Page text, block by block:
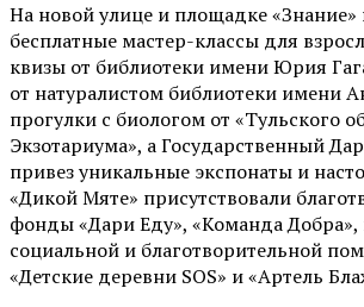
На новой улице и площадке
бесплатные мастер-классы для
квизы от библиотеки имени Юрия
от натуралистом библиотеки имени
прогулки с биологом от «Тульского
Экзотариума», а Государственный
привез уникальные экспонаты и
«Дикой Мяте» присутствовали
фонды «Дари Еду», «Команда Добра»,
социальной и благотворительной
«Детские деревни SOS» и «Артель